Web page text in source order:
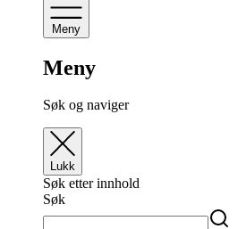
Meny
Meny
Søk og naviger
Lukk
Søk etter innhold
Søk